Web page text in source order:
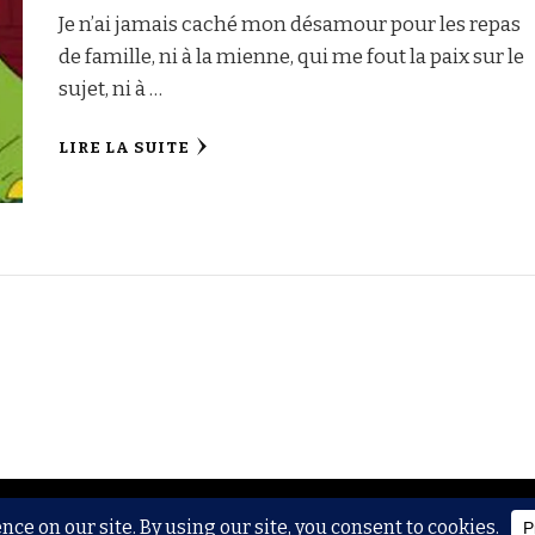
Je n’ai jamais caché mon désamour pour les repas
de famille, ni à la mienne, qui me fout la paix sur le
sujet, ni à …
LIRE LA SUITE
Recipe | Développé parBlossom Themes.Propulsé par